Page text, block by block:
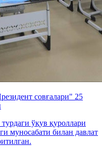
совғалари" 25
ўқув қуроллари
муносабати билан давлат